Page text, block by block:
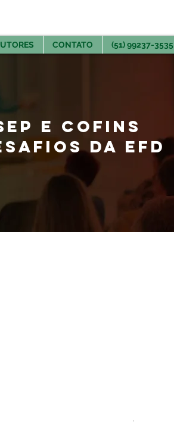
CONTATO (51) 99237-3535
E COFINS
DA EFD